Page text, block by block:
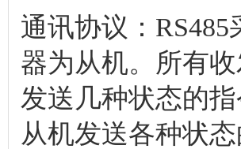
通讯协议：
器为从机。所有
发送几种状态的
从机发送各种状